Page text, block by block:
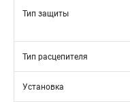
Тип защиты
Тип расцепителя
Установка